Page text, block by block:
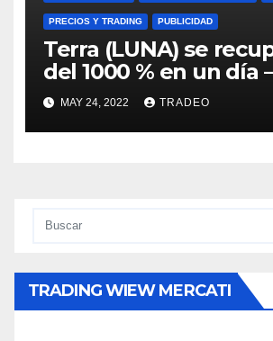
PRECIOS Y TRADING PUBLICIDAD
Terra (LUNA) se
del 1000 % en un día
¿Tienen los
esperanza?
MAY 24, 2022 TRADEO
TRADING WIEW MERCATI